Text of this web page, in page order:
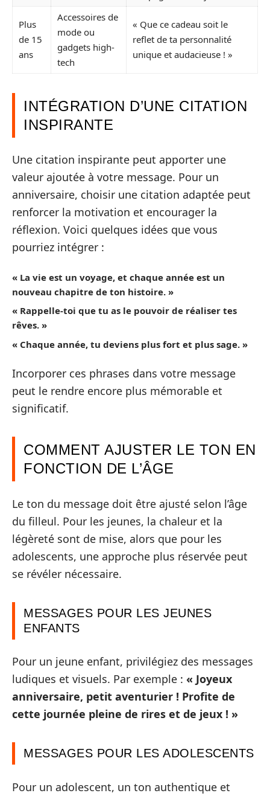
Plus
de 15
ans
Accessoires de
mode ou
gadgets high-
tech
« Que ce cadeau soit le
reflet de ta personnalité
unique et audacieuse ! »
INTÉGRATION D’UNE CITATION
INSPIRANTE
Une citation inspirante peut apporter une
valeur ajoutée à votre message. Pour un
anniversaire, choisir une citation adaptée peut
renforcer la motivation et encourager la
réflexion. Voici quelques idées que vous
pourriez intégrer :
« La vie est un voyage, et chaque année est un
nouveau chapitre de ton histoire. »
« Rappelle-toi que tu as le pouvoir de réaliser tes
rêves. »
« Chaque année, tu deviens plus fort et plus sage. »
Incorporer ces phrases dans votre message
peut le rendre encore plus mémorable et
significatif.
COMMENT AJUSTER LE TON EN
FONCTION DE L’ÂGE
Le ton du message doit être ajusté selon l’âge
du filleul. Pour les jeunes, la chaleur et la
légèreté sont de mise, alors que pour les
adolescents, une approche plus réservée peut
se révéler nécessaire.
MESSAGES POUR LES JEUNES
ENFANTS
Pour un jeune enfant, privilégiez des messages
ludiques et visuels. Par exemple : « Joyeux
anniversaire, petit aventurier ! Profite de
cette journée pleine de rires et de jeux ! »
MESSAGES POUR LES ADOLESCENTS
Pour un adolescent, un ton authentique et